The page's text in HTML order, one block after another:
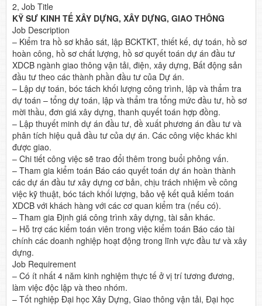
2, Job Title
KỸ SƯ KINH TẾ XÂY DỰNG, XÂY DỰNG, GIAO THÔNG
Job Description
– Kiểm tra hồ sơ khảo sát, lập BCKTKT, thiết kế, dự toán, hồ sơ
hoàn công, hồ sơ chất lượng, hồ sơ quyết toán dự án đầu tư
XDCB ngành giao thông vận tải, điện, xây dựng, Bất động sản
đầu tư theo các thành phần đầu tư của Dự án.
– Lập dự toán, bóc tách khối lượng công trình, lập và thẩm tra
dự toán – tổng dự toán, lập và thẩm tra tổng mức đầu tư, hồ sơ
mời thầu, đơn giá xây dựng, thanh quyết toán hợp đồng.
– Lập thuyết minh dự án đầu tư, đề xuất phương án đầu tư và
phân tích hiệu quả đầu tư của dự án. Các công việc khác khi
được giao.
– Chi tiết công việc sẽ trao đổi thêm trong buổi phỏng vấn.
– Tham gia kiểm toán Báo cáo quyết toán dự án hoàn thành
các dự án đầu tư xây dựng cơ bản, chịu trách nhiệm về công
việc kỹ thuật, bóc tách khối lượng, bảo vệ kết quả kiểm toán
XDCB với khách hàng với các cơ quan kiểm tra (nếu có).
– Tham gia Định giá công trình xây dựng, tài sản khác.
– Hỗ trợ các kiểm toán viên trong việc kiểm toán Báo cáo tài
chính các doanh nghiệp hoạt động trong lĩnh vực đầu tư và xây
dựng.
Job Requirement
– Có ít nhất 4 năm kinh nghiệm thực tế ở vị trí tương đương,
làm việc độc lập và theo nhóm.
– Tốt nghiệp Đại học Xây Dựng, Giao thông vận tải, Đại học